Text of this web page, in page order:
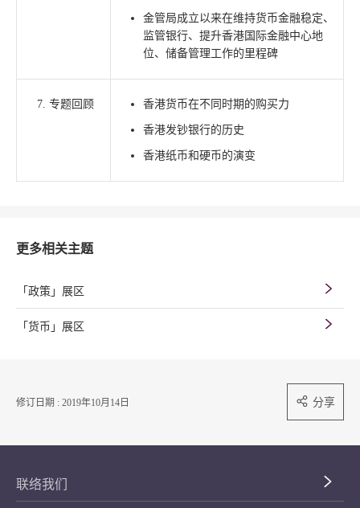
金管局成立以来在维持货币金融稳定、
监管银行、提升香港国际金融中心地
位、储备管理工作的里程碑
专题回顾 香港货币在不同时期的购买力
香港发钞银行的历史
香港纸币和硬币的演变
更多相关主题
「政策」展区
「货币」展区
修订日期 : 2019年10月14日 分享
联络我们